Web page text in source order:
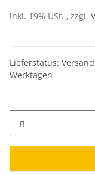
inkl. 19% USt. , zzgl.
Lieferstatus:
Werktagen